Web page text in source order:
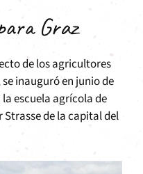
Graz
de los agricultores
inauguró en junio de
escuela agrícola de
de la capital del